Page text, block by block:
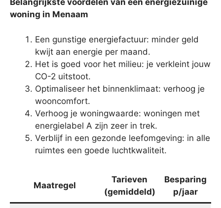
Belangrijkste voordelen van een energiezuinige
woning in Menaam
Een gunstige energiefactuur: minder geld
kwijt aan energie per maand.
Het is goed voor het milieu: je verkleint jouw
CO-2 uitstoot.
Optimaliseer het binnenklimaat: verhoog je
wooncomfort.
Verhoog je woningwaarde: woningen met
energielabel A zijn zeer in trek.
Verblijf in een gezonde leefomgeving: in alle
ruimtes een goede luchtkwaliteit.
Maatregel
Tarieven
(gemiddeld)
Besparing
p/jaar